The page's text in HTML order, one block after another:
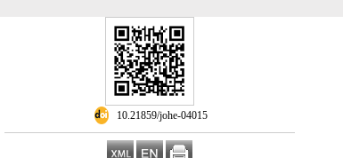
‎ 10.21859/johe-04015